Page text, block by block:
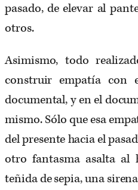
pasado, de elevar al
otros.
Asimismo, todo
construir empatía con
documental, y en el
mismo. Sólo que esa
del presente hacia el
otro fantasma asalta al
teñida de sepia, una